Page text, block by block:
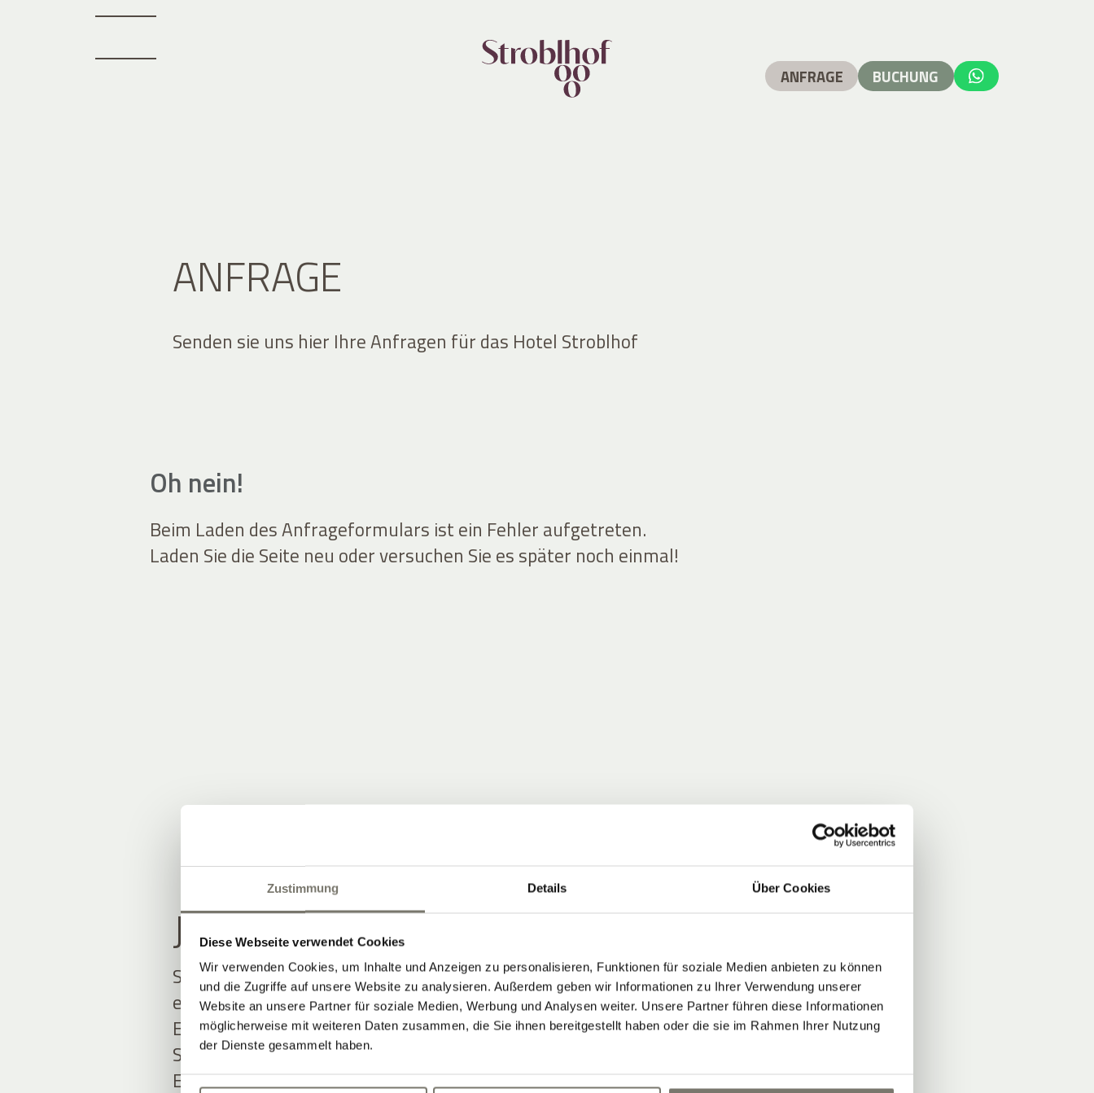
Zustimmung Details Über Cookies
Diese Webseite verwendet Cookies
Wir verwenden Cookies, um Inhalte und Anzeigen zu personalisieren, Funktionen für soziale Medien anbieten zu können
und die Zugriffe auf unsere Website zu analysieren. Außerdem geben wir Informationen zu Ihrer Verwendung unserer
Website an unsere Partner für soziale Medien, Werbung und Analysen weiter. Unsere Partner führen diese Informationen
möglicherweise mit weiteren Daten zusammen, die Sie ihnen bereitgestellt haben oder die sie im Rahmen Ihrer Nutzung
der Dienste gesammelt haben.
ANFRAGE
Senden sie uns hier Ihre Anfragen für das Hotel Stroblhof
Oh nein!
Beim Laden des Anfrageformulars ist ein Fehler aufgetreten.
Laden Sie die Seite neu oder versuchen Sie es später noch einmal!
JOIN THE COMMUNITY
Seien Sie unter den Ersten, die Neuigkeiten vom Stroblhof
erfahren.
Exklusive Angebote und Aktuelles aus unserem Weinhotel in
Südtirol erwarten Sie.
Einfach ausfüllen und Newsletter abonnieren:
ANFRAGE BUCHUNG